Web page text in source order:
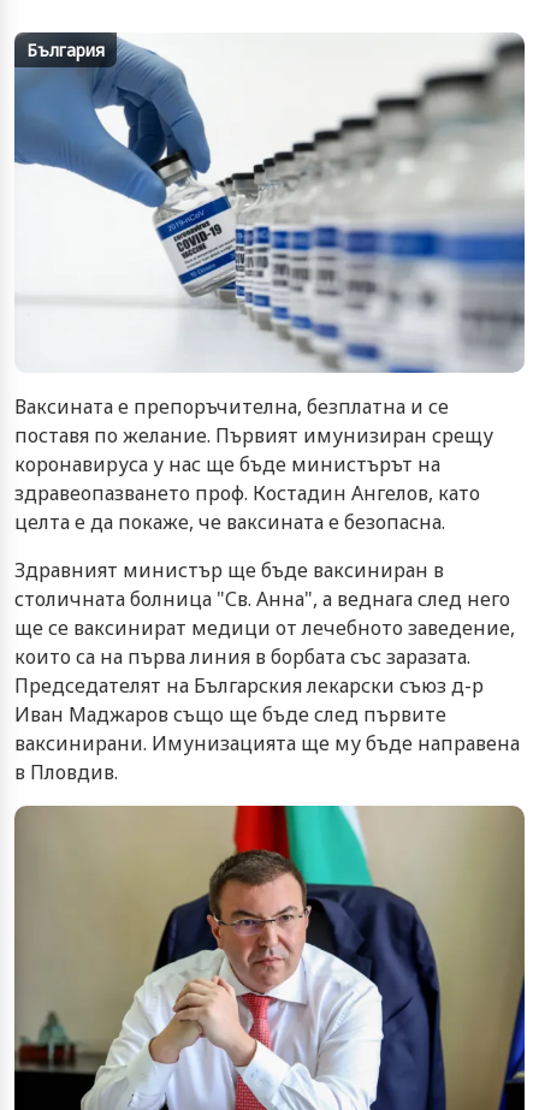
България
Ваксината е препоръчителна, безплатна и се
поставя по желание. Първият имунизиран срещу
коронавируса у нас ще бъде министърът на
здравеопазването проф. Костадин Ангелов, като
целта е да покаже, че ваксината е безопасна.
Здравният министър ще бъде ваксиниран в
столичната болница "Св. Анна", а веднага след него
ще се ваксинират медици от лечебното заведение,
които са на първа линия в борбата със заразата.
Председателят на Българския лекарски съюз д-р
Иван Маджаров също ще бъде след първите
ваксинирани. Имунизацията ще му бъде направена
в Пловдив.